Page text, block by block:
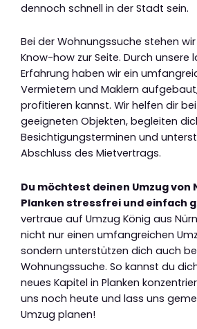
dennoch schnell in der Stadt sein.
Bei der Wohnungssuche stehen
Know-how zur Seite. Durch unsere
Erfahrung haben wir ein
Vermietern und Maklern
profitieren kannst. Wir helfen dir
geeigneten Objekten, begleiten
Besichtigungsterminen und
Abschluss des Mietvertrags.
Du möchtest deinen Umzug von
Planken stressfrei und einfach
vertraue auf Umzug König aus
nicht nur einen umfangreichen
sondern unterstützen dich auch
Wohnungssuche. So kannst du
neues Kapitel in Planken
uns noch heute und lass uns
Umzug planen!